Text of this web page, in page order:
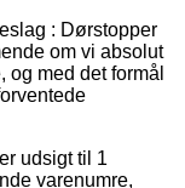
: Dørstopper
om vi absolut
med det formål
udsigt til 1
varenumre,